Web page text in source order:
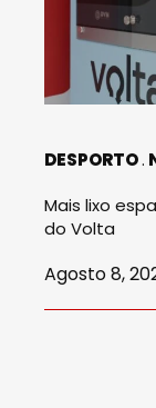
DESPORTO
Mais lixo
do Volta
Agosto 8,